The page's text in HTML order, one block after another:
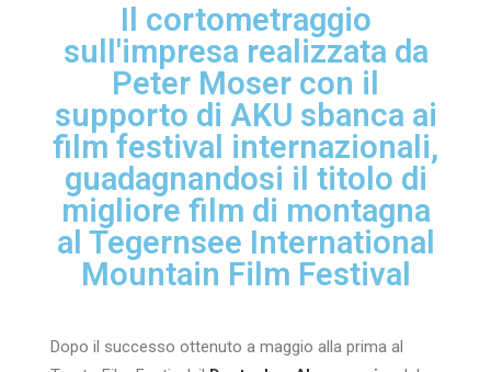
Il cortometraggio
sull'impresa realizzata da
Peter Moser con il
supporto di AKU sbanca ai
film festival internazionali,
guadagnandosi il titolo di
migliore film di montagna
al Tegernsee International
Mountain Film Festival
Dopo il successo ottenuto a maggio alla prima al